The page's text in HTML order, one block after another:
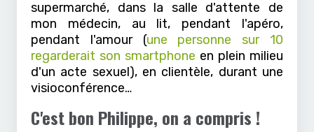
supermarché, dans la salle d'attente de
mon médecin, au lit, pendant l'apéro,
pendant l'amour (une personne sur 10
regarderait son smartphone en plein milieu
d'un acte sexuel), en clientèle, durant une
visioconférence…
C'est bon Philippe, on a compris !